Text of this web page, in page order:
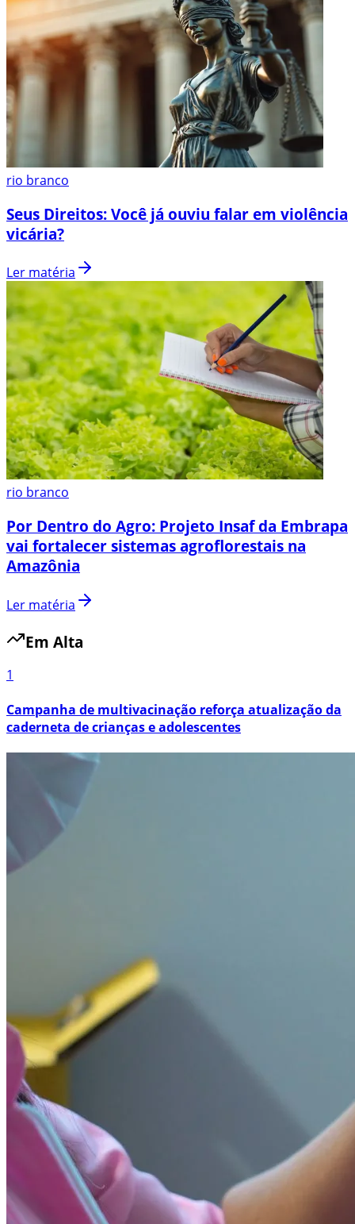
rio branco
Seus Direitos: Você já ouviu falar em violência
vicária?
Ler matéria
rio branco
Por Dentro do Agro: Projeto Insaf da Embrapa
vai fortalecer sistemas agroflorestais na
Amazônia
Ler matéria
Em Alta
1
Campanha de multivacinação reforça atualização da
caderneta de crianças e adolescentes